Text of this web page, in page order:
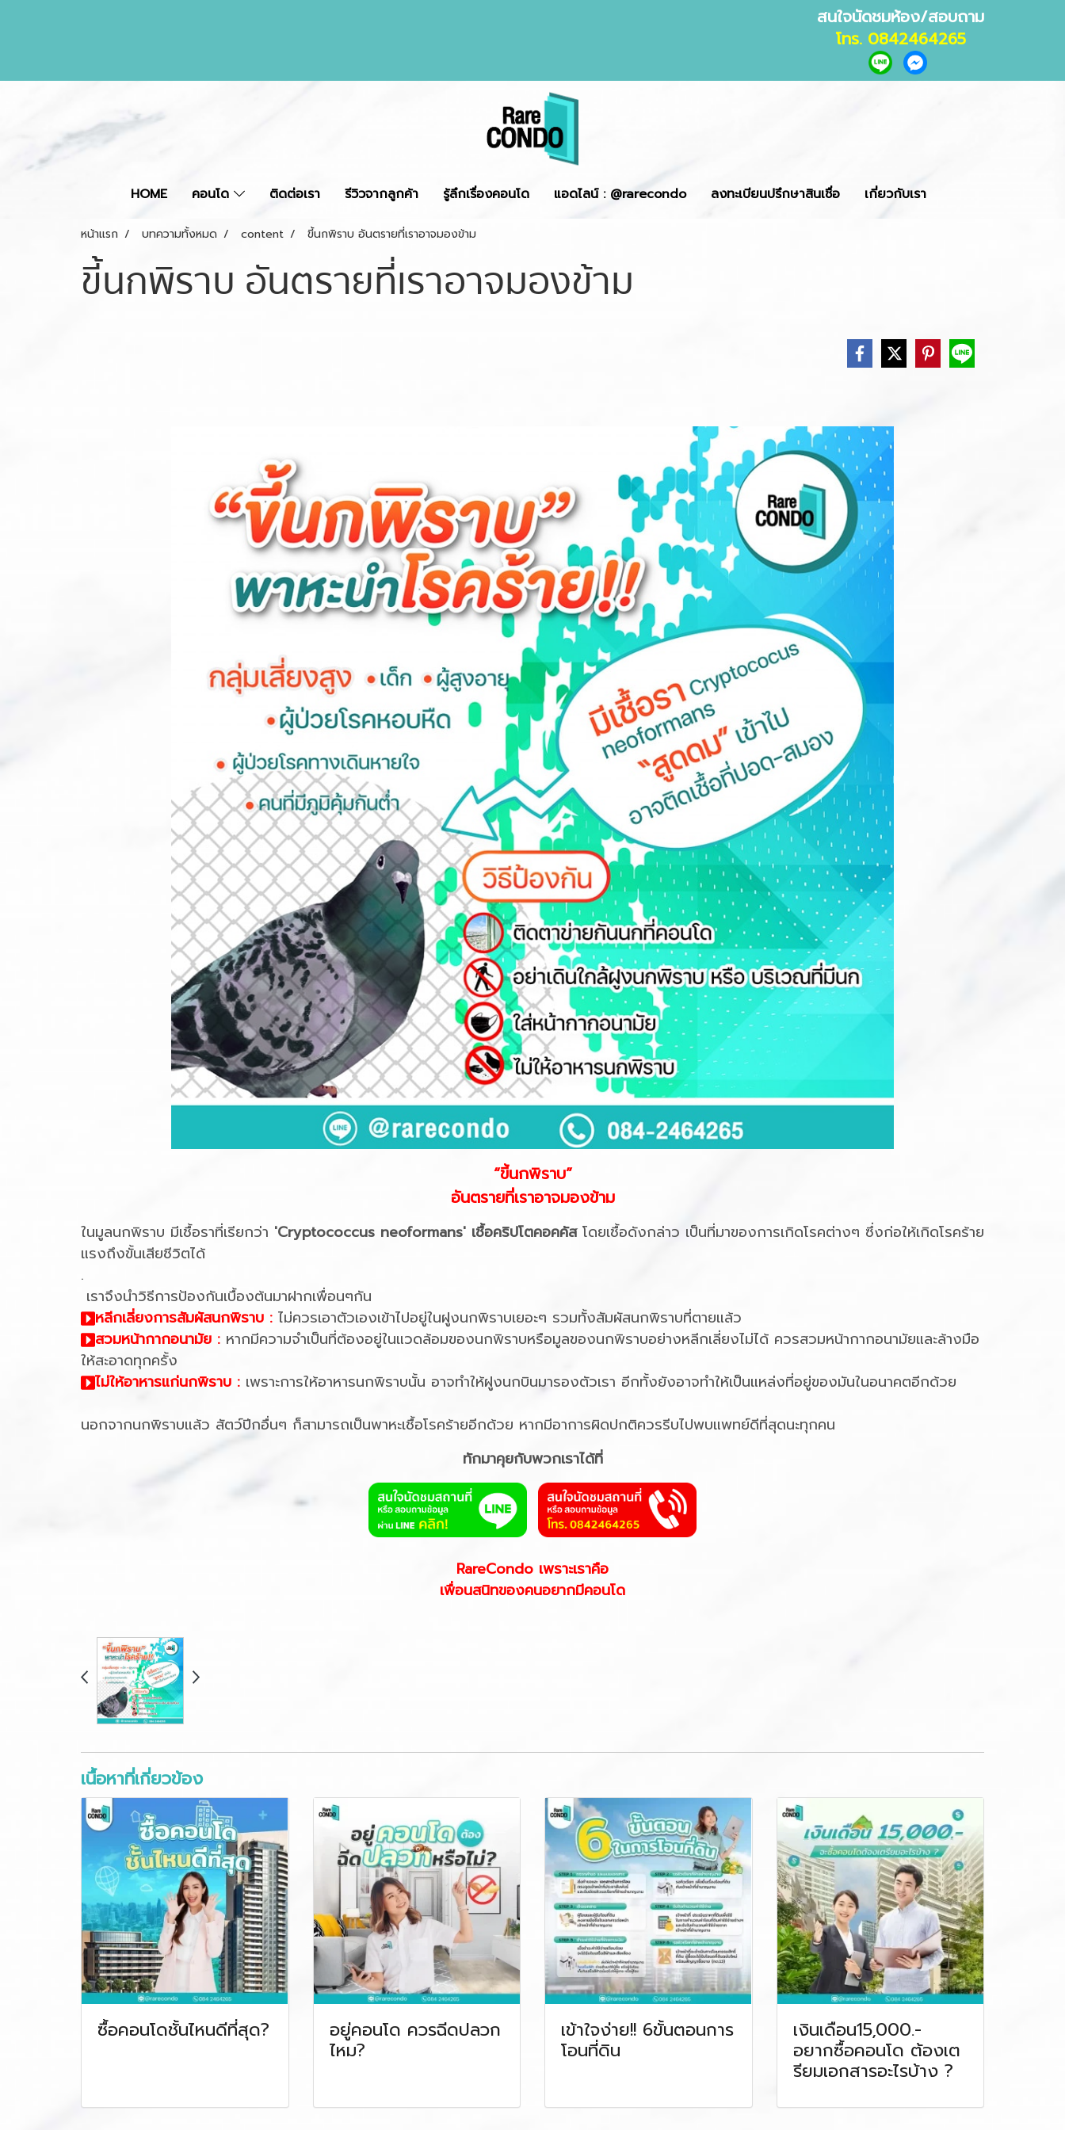
สนใจนัดชมห้อง/สอบถาม
โทร. 0842464265
HOME คอนโด ติดต่อเรา รีวิวจากลูกค้า รู้ลึกเรื่องคอนโด แอดไลน์ : @rarecondo ลงทะเบียนปรึกษาสินเชื่อ เกี่ยวกับเรา
หน้าแรก บทความทั้งหมด content ขี้นกพิราบ อันตรายที่เราอาจมองข้าม
ขี้นกพิราบ อันตรายที่เราอาจมองข้าม
“ขี้นกพิราบ”
อันตรายที่เราอาจมองข้าม
ในมูลนกพิราบ มีเชื้อราที่เรียกว่า 'Cryptococcus neoformans' เชื้อคริปโตคอคคัสโดยเชื้อดังกล่าว เป็นที่มาของการเกิดโรคต่างๆ ซึ่งก่อให้เกิดโรคร้าย
แรงถึงขั้นเสียชีวิตได้
.
เราจึงนำวิธีการป้องกันเบื้องต้นมาฝากเพื่อนๆกัน
หลีกเลี่ยงการสัมผัสนกพิราบ : ไม่ควรเอาตัวเองเข้าไปอยู่ในฝูงนกพิราบเยอะๆ รวมทั้งสัมผัสนกพิราบที่ตายแล้ว
สวมหน้ากากอนามัย :หากมีความจำเป็นที่ต้องอยู่ในแวดล้อมของนกพิราบหรือมูลของนกพิราบอย่างหลีกเลี่ยงไม่ได้ ควรสวมหน้ากากอนามัยและล้างมือ
ให้สะอาดทุกครั้ง
ไม่ให้อาหารแก่นกพิราบ :เพราะการให้อาหารนกพิราบนั้น อาจทำให้ฝูงนกบินมารองตัวเรา อีกทั้งยังอาจทำให้เป็นแหล่งที่อยู่ของมันในอนาคตอีกด้วย
นอกจากนกพิราบแล้ว สัตว์ปีกอื่นๆ ก็สามารถเป็นพาหะเชื้อโรคร้ายอีกด้วย หากมีอาการผิดปกติควรรีบไปพบแพทย์ดีที่สุดนะทุกคน
ทักมาคุยกับพวกเราได้ที่
RareCondo เพราะเราคือ
เพื่อนสนิทของคนอยากมีคอนโด
เนื้อหาที่เกี่ยวข้อง
ซื้อคอนโดชั้นไหนดีที่สุด? อยู่คอนโด ควรฉีดปลวก
ไหม?
เข้าใจง่าย!! 6ขั้นตอนการ
โอนที่ดิน
เงินเดือน15,000.-
อยากซื้อคอนโด ต้องเต
รียมเอกสารอะไรบ้าง ?